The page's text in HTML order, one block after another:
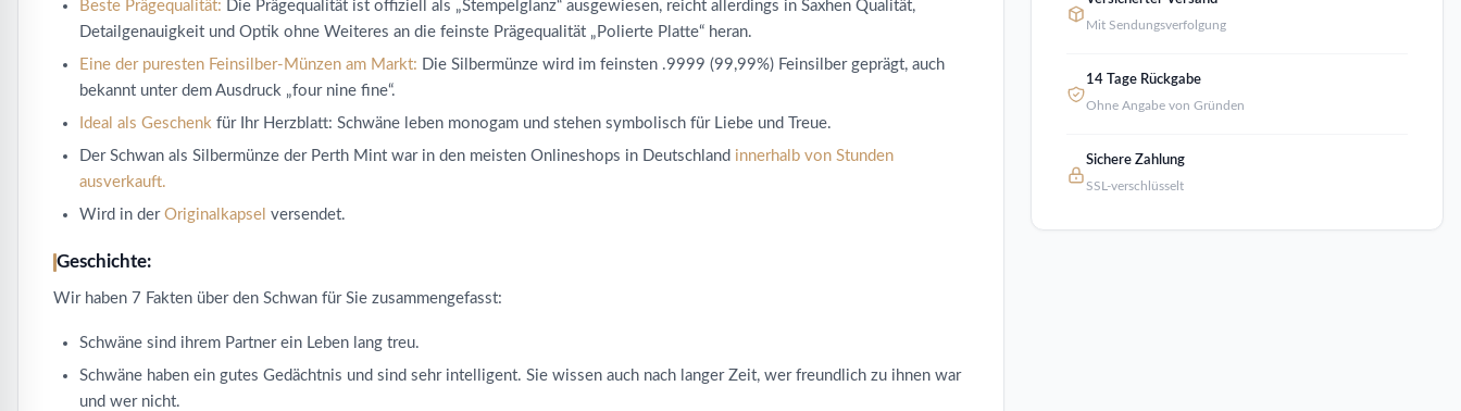
Beste Prägequalität: Die Prägequalität ist offiziell als „Stempelglanz“ ausgewiesen, reicht allerdings in Saxhen Qualität,
Detailgenauigkeit und Optik ohne Weiteres an die feinste Prägequalität „Polierte Platte“ heran.
Eine der puresten Feinsilber-Münzen am Markt: Die Silbermünze wird im feinsten .9999 (99,99%) Feinsilber geprägt, auch
bekannt unter dem Ausdruck „four nine fine“.
Ideal als Geschenk für Ihr Herzblatt: Schwäne leben monogam und stehen symbolisch für Liebe und Treue.
Der Schwan als Silbermünze der Perth Mint war in den meisten Onlineshops in Deutschland innerhalb von Stunden
ausverkauft.
Wird in der Originalkapsel versendet.
Geschichte:
Wir haben 7 Fakten über den Schwan für Sie zusammengefasst:
Schwäne sind ihrem Partner ein Leben lang treu.
Schwäne haben ein gutes Gedächtnis und sind sehr intelligent. Sie wissen auch nach langer Zeit, wer freundlich zu ihnen war
und wer nicht.
Mit Sendungsverfolgung
14 Tage Rückgabe
Ohne Angabe von Gründen
Sichere Zahlung
SSL-verschlüsselt